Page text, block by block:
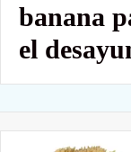
banana
el